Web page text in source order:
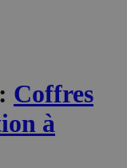
: Coffres
à